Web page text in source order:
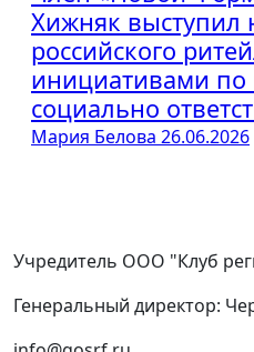
Хижняк выступил
российского
инициативами по
социально
Мария Белова 26.06.2026
Учредитель ООО "Клуб
Генеральный директор: